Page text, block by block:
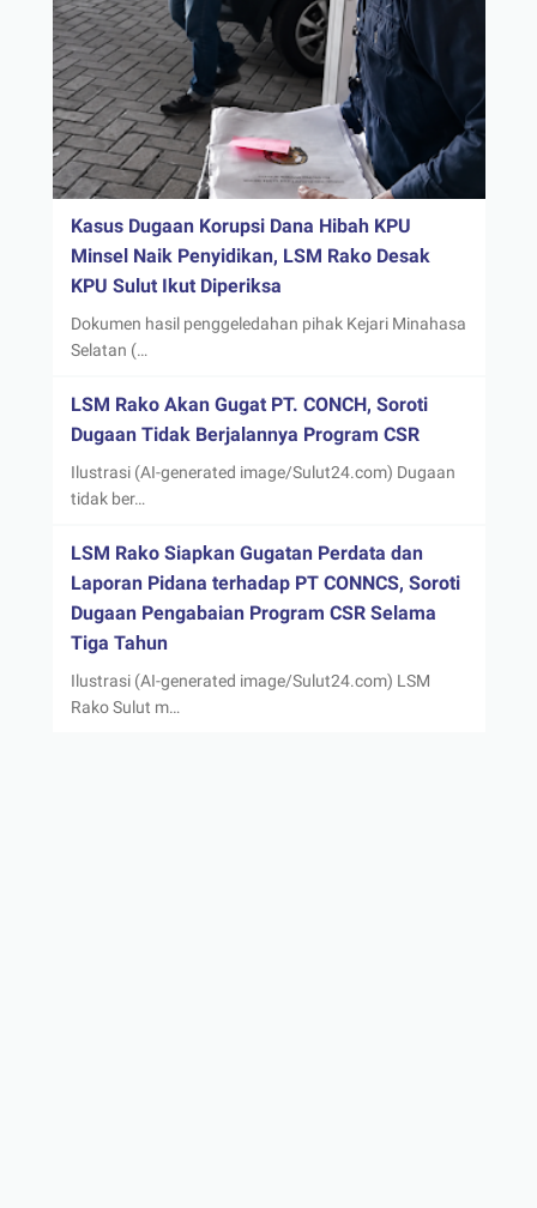
Kasus Dugaan Korupsi Dana Hibah KPU
Minsel Naik Penyidikan, LSM Rako Desak
KPU Sulut Ikut Diperiksa
Dokumen hasil penggeledahan pihak Kejari Minahasa
Selatan (…
LSM Rako Akan Gugat PT. CONCH, Soroti
Dugaan Tidak Berjalannya Program CSR
Ilustrasi (AI-generated image/Sulut24.com) Dugaan
tidak ber…
LSM Rako Siapkan Gugatan Perdata dan
Laporan Pidana terhadap PT CONNCS, Soroti
Dugaan Pengabaian Program CSR Selama
Tiga Tahun
Ilustrasi (AI-generated image/Sulut24.com) LSM
Rako Sulut m…